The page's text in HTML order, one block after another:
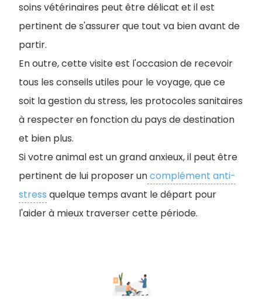
soins vétérinaires peut être délicat et il est
pertinent de s'assurer que tout va bien avant de
partir.
En outre, cette visite est l'occasion de recevoir
tous les conseils utiles pour le voyage, que ce
soit la gestion du stress, les protocoles sanitaires
à respecter en fonction du pays de destination
et bien plus.
Si votre animal est un grand anxieux, il peut être
pertinent de lui proposer uncomplément anti-
stress quelque temps avant le départ pour
l'aider à mieux traverser cette période.